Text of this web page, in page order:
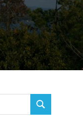
検